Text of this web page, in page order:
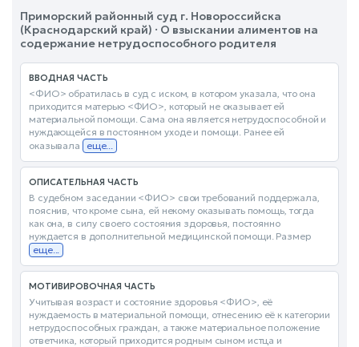
Приморский районный суд г. Новороссийска
(Краснодарский край) · О взыскании алиментов на
содержание нетрудоспособного родителя
ВВОДНАЯ ЧАСТЬ
<ФИО> обратилась в суд с иском, в котором указала, что она
приходится матерью <ФИО>, который не оказывает ей
материальной помощи. Сама она является нетрудоспособной и
нуждающейся в постоянном уходе и помощи. Ранее ей
оказывала
еще...
ОПИСАТЕЛЬНАЯ ЧАСТЬ
В судебном заседании <ФИО> свои требований поддержала,
пояснив, что кроме сына, ей некому оказывать помощь, тогда
как она, в силу своего состояния здоровья, постоянно
нуждается в дополнительной медицинской помощи. Размер
еще...
МОТИВИРОВОЧНАЯ ЧАСТЬ
Учитывая возраст и состояние здоровья <ФИО>, её
нуждаемость в материальной помощи, отнесению её к категории
нетрудоспособных граждан, а также материальное положение
ответчика, который приходится родным сыном истца и